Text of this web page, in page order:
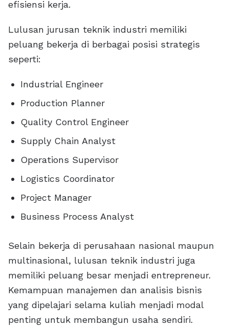
efisiensi kerja.
Lulusan jurusan teknik industri memiliki
peluang bekerja di berbagai posisi strategis
seperti:
Industrial Engineer
Production Planner
Quality Control Engineer
Supply Chain Analyst
Operations Supervisor
Logistics Coordinator
Project Manager
Business Process Analyst
Selain bekerja di perusahaan nasional maupun
multinasional, lulusan teknik industri juga
memiliki peluang besar menjadi entrepreneur.
Kemampuan manajemen dan analisis bisnis
yang dipelajari selama kuliah menjadi modal
penting untuk membangun usaha sendiri.